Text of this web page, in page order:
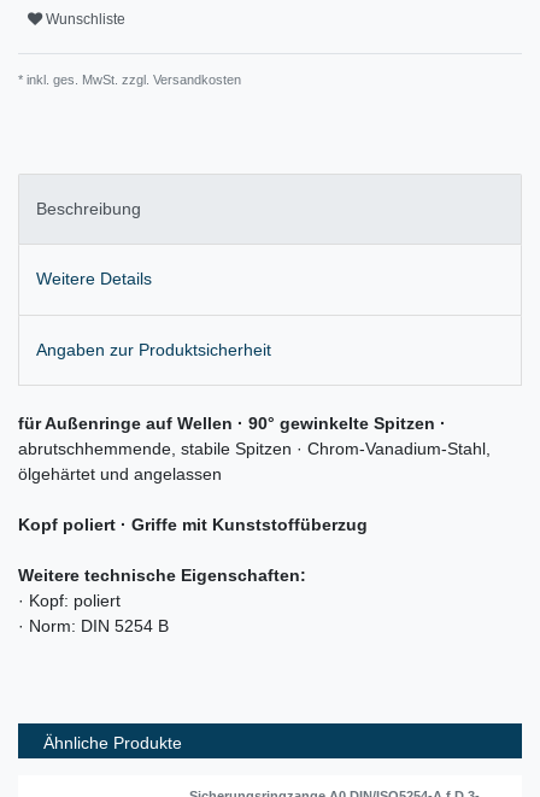
Wunschliste
* inkl. ges. MwSt. zzgl. Versandkosten
Beschreibung
Weitere Details
Angaben zur Produktsicherheit
für Außenringe auf Wellen · 90° gewinkelte Spitzen ·
abrutschhemmende, stabile Spitzen · Chrom-Vanadium-Stahl,
ölgehärtet und angelassen
Kopf poliert · Griffe mit Kunststoffüberzug
Weitere technische Eigenschaften:
· Kopf: poliert
· Norm: DIN 5254 B
Ähnliche Produkte